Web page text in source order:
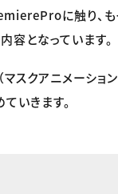
に触り、
容となっています。
マスクアニメーシ
いきます。